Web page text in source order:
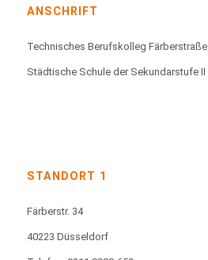
ANSCHRIFT
Technisches Berufskolleg Färberstraße
Städtische Schule der Sekundarstufe II
STANDORT 1
Färberstr. 34
40223 Düsseldorf